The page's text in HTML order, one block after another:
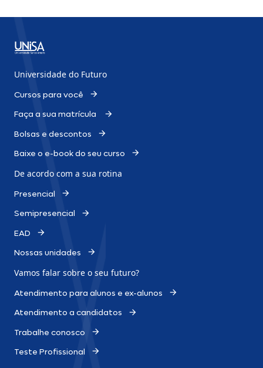
Universidade do Futuro
Cursos para você
Faça a sua matrícula
Bolsas e descontos
Baixe o e-book do seu curso
De acordo com a sua rotina
Presencial
Semipresencial
EAD
Nossas unidades
Vamos falar sobre o seu futuro?
Atendimento para alunos e ex-alunos
Atendimento a candidatos
Trabalhe conosco
Teste Profissional